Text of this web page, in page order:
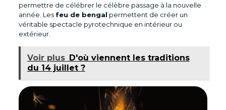
permettre de célébrer le célèbre passage à la nouvelle
année. Les feu de bengal permettent de créer un
véritable spectacle pyrotechnique en intérieur ou
extérieur.
Voir plus D'où viennent les traditions
du 14 juillet ?